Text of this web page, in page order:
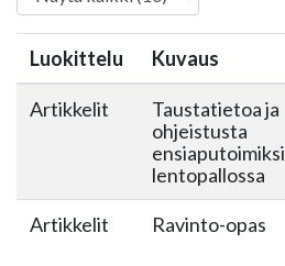
Luokittelu Kuvaus
Artikkelit
Taustatietoa ja
ohjeistusta
ensiaputoimiksi
lentopallossa
Artikkelit Ravinto-opas